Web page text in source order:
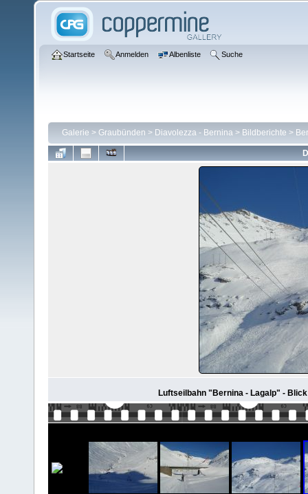
Startseite Anmelden Albenliste Suche
Galerie > Graubünden > Diavolezza - Bernina > Bildberichte >
Luftseilbahn "Bernina - Lagalp" -